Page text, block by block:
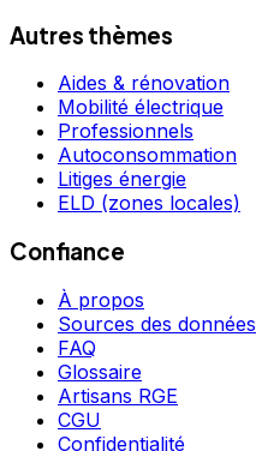
Autres thèmes
Aides & rénovation
Mobilité électrique
Professionnels
Autoconsommation
Litiges énergie
ELD (zones locales)
Confiance
À propos
Sources des données
FAQ
Glossaire
Artisans RGE
CGU
Confidentialité